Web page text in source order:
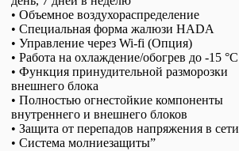
• Объемное воздухораспределение
• Cпециальная форма жалюзи HADA
• Управление через Wi-fi (Опция)
• Работа на охлаждение/обогрев до -15 °С
• Функция принудительной разморозки
внешнего блока
• Полностью огнестойкие компоненты
внутреннего и внешнего блоков
• Защита от перепадов напряжения в сети
• Система молниезащиты”